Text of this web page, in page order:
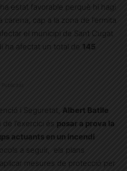
estat favorable perquè hi hagi
cap a la zona de l’ermita
el municipi de Sant Cugat
ha afectat un total de 145
i Seguretat, Albert Batlle
l’exercici és posar a prova la
actuants en un incendi
a seguir, els plans
mesures de protecció per